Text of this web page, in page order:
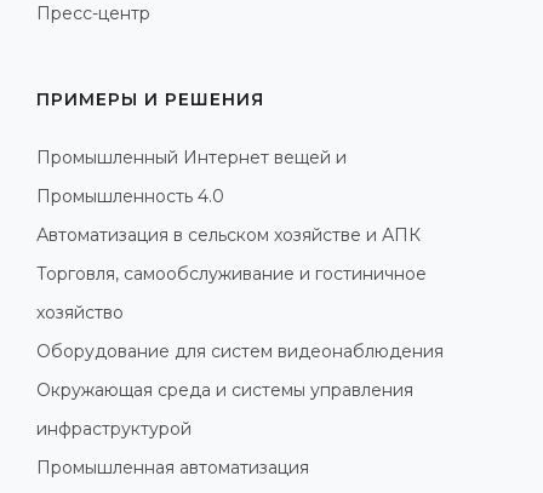
Пресс-центр
ПРИМЕРЫ И РЕШЕНИЯ
Промышленный Интернет вещей и
Промышленность 4.0
Автоматизация в сельском хозяйстве и АПК
Торговля, самообслуживание и гостиничное
хозяйство
Оборудование для систем видеонаблюдения
Окружающая среда и системы управления
инфраструктурой
Промышленная автоматизация